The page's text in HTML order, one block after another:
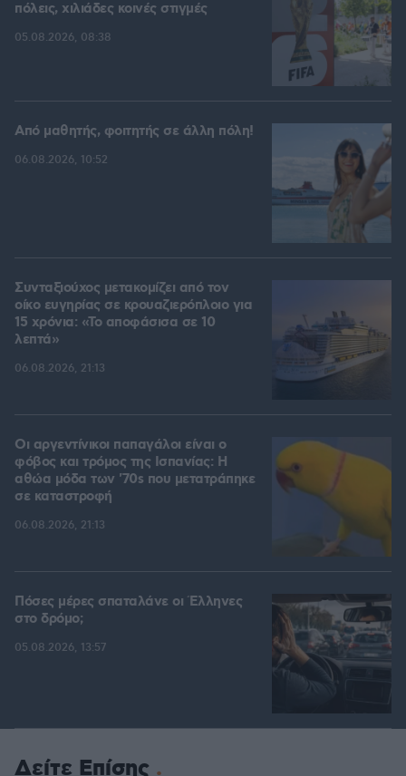
πόλεις, χιλιάδες κοινές στιγμές
05.08.2026, 08:38
Από μαθητής, φοιτητής σε άλλη πόλη!
06.08.2026, 10:52
Συνταξιούχος μετακομίζει από τον
οίκο ευγηρίας σε κρουαζιερόπλοιο για
15 χρόνια: «Το αποφάσισα σε 10
λεπτά»
06.08.2026, 21:13
Οι αργεντίνικοι παπαγάλοι είναι ο
φόβος και τρόμος της Ισπανίας: Η
αθώα μόδα των '70s που μετατράπηκε
σε καταστροφή
06.08.2026, 21:13
Πόσες μέρες σπαταλάνε οι Έλληνες
στο δρόμο;
05.08.2026, 13:57
Δείτε Επίσης